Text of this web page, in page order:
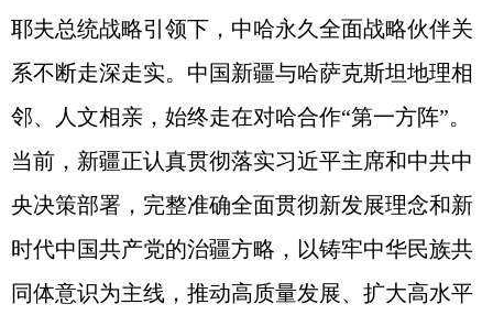
耶夫总统战略引领下，中哈永久全面战略伙伴关
系不断走深走实。中国新疆与哈萨克斯坦地理相
邻、人文相亲，始终走在对哈合作“第一方阵”。
当前，新疆正认真贯彻落实习近平主席和中共中
央决策部署，完整准确全面贯彻新发展理念和新
时代中国共产党的治疆方略，以铸牢中华民族共
同体意识为主线，推动高质量发展、扩大高水平